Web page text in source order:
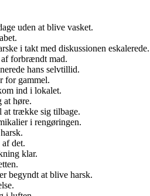
uden at blive vasket.
i takt med diskussionen eskalerede.
af forbrændt mad.
hans selvtillid.
for gammel.
ind i lokalet.
at høre.
at trække sig tilbage.
i rengøringen.
det.
klar.
begyndt at blive harsk.